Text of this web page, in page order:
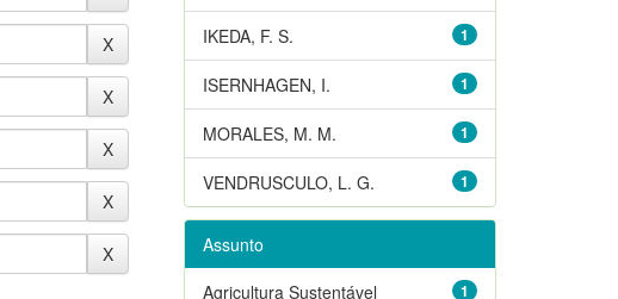
1
IKEDA, F. S.
1
ISERNHAGEN, I.
1
MORALES, M. M.
1
VENDRUSCULO, L. G.
Assunto
1
Agricultura Sustentável